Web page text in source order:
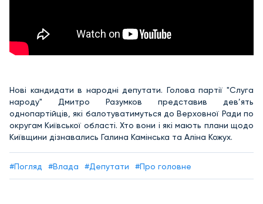
Нові кандидати в народні депутати. Голова партії "Слуга
народу" Дмитро Разумков представив дев’ять
однопартійців, які балотуватимуться до Верховної Ради по
округам Київської області. Хто вони і які мають плани щодо
Київщини дізнавались Галина Камінська та Аліна Кожух.
#Погляд #Влада #Депутати #Про головне